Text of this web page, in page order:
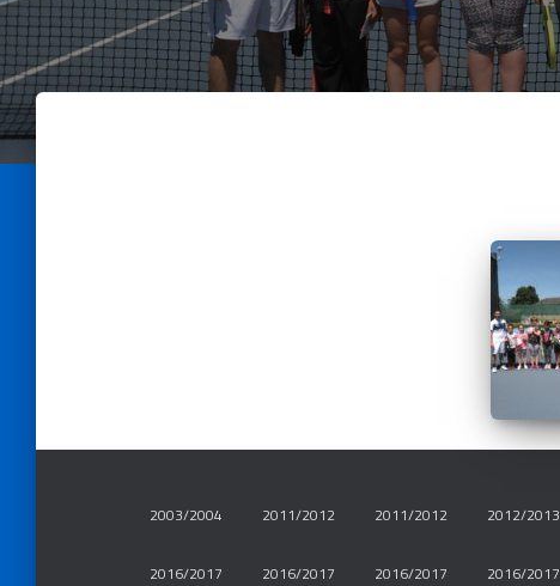
2003/2004 2011/2012 2011/2012 2012/2013
2016/2017 2016/2017 2016/2017 2016/2017